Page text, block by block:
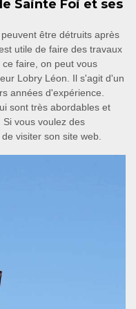
Sainte Foi et ses
être détruits après
utile de faire des travaux
faire, on peut vous
Lobry Léon. Il s'agit d'un
années d'expérience.
sont très abordables et
vous voulez des
visiter son site web.